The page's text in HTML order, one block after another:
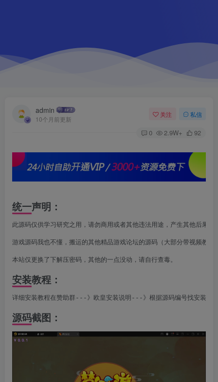
admin
10个月前更新
关注 私信
0 2.9W+ 92
统一声明：
此源码仅供学习研究之用，请勿商用或者其他违法用途，产生其他后果与
游戏源码我也不懂，搬运的其他精品游戏论坛的源码（大部分带视频教程
本站仅更换了下解压密码，其他的一点没动，请自行查毒。
安装教程：
详细安装教程在赞助群---》欧皇安装说明---》根据源码编号找安装说
源码截图：